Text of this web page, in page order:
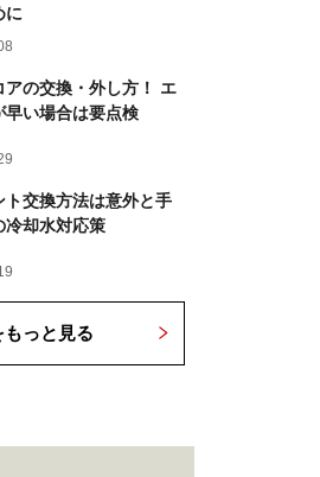
に
アの交換・外し方！ エ
早い場合は要点検
ト交換方法は意外と手
冷却水対応策
っと見る